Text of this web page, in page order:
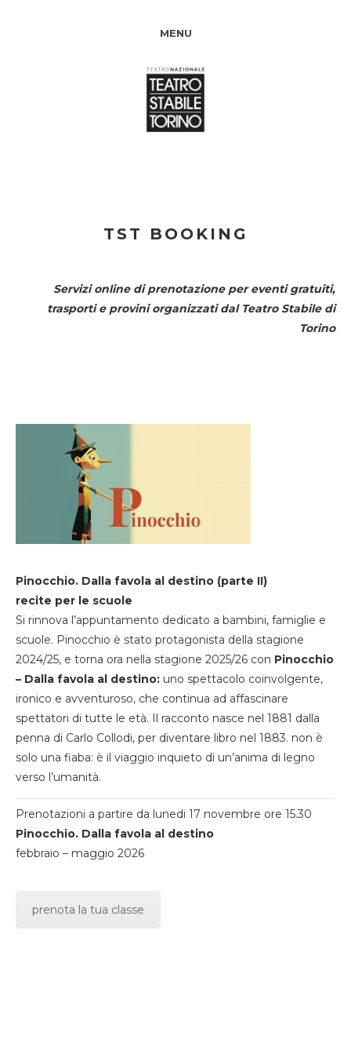
MENU
TST BOOKING
Servizi online di prenotazione per eventi gratuiti,
trasporti e provini organizzati dal Teatro Stabile di
Torino
Pinocchio. Dalla favola al destino (parte II)
recite per le scuole
Si rinnova l’appuntamento dedicato a bambini, famiglie e
scuole. Pinocchio è stato protagonista della stagione
2024/25, e torna ora nella stagione 2025/26 con Pinocchio
– Dalla favola al destino: uno spettacolo coinvolgente,
ironico e avventuroso, che continua ad affascinare
spettatori di tutte le età. Il racconto nasce nel 1881 dalla
penna di Carlo Collodi, per diventare libro nel 1883. non è
solo una fiaba: è il viaggio inquieto di un’anima di legno
verso l’umanità.
Prenotazioni a partire da lunedi 17 novembre ore 15.30
Pinocchio. Dalla favola al destino
febbraio – maggio 2026
prenota la tua classe